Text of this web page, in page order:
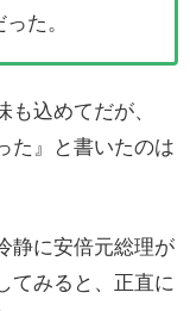
た。
込めてだが、
た』と書いたのは
静に安倍元総理が
てみると、正直に